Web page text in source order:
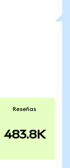
Reseñas
483.8K